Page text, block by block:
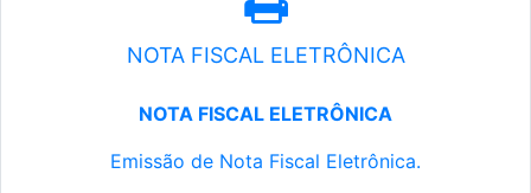
NOTA FISCAL ELETRÔNICA
NOTA FISCAL ELETRÔNICA
Emissão de Nota Fiscal Eletrônica.